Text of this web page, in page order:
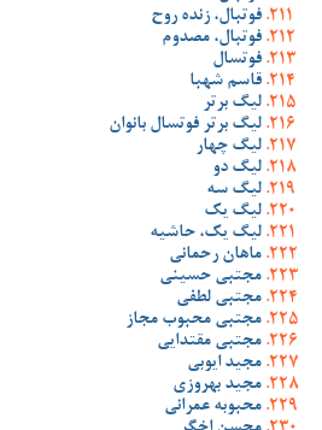
فوتبال، زنده روح
فوتبال، مصدوم
فوتسال
قاسم شهبا
لیگ برتر
لیگ برتر فوتسال بانوان
لیگ چهار
لیگ دو
لیگ سه
لیگ یک
لیگ یک، حاشیه
ماهان رحمانی
مجتبی حسینی
مجتبی لطفی
مجتبی محبوب مجاز
مجتبی مقتدایی
مجید ایوبی
مجید بهروزی
محبوبه عمرانی